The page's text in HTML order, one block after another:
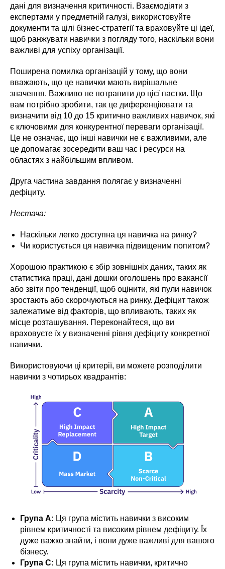
дані для визначення критичності. Взаємодіяти з
експертами у предметній галузі, використовуйте
документи та цілі бізнес-стратегії та враховуйте ці ідеї,
щоб ранжувати навички з погляду того, наскільки вони
важливі для успіху організації.
Поширена помилка організацій у тому, що вони
вважають, що це навички мають вирішальне
значення. Важливо не потрапити до цієї пастки. Що
вам потрібно зробити, так це диференціювати та
визначити від 10 до 15 критично важливих навичок, які
є ключовими для конкурентної переваги організації.
Це не означає, що інші навички не є важливими, але
це допомагає зосередити ваш час і ресурси на
областях з найбільшим впливом.
Друга частина завдання полягає у визначенні
дефіциту.
Нестача:
Наскільки легко доступна ця навичка на ринку?
Чи користується ця навичка підвищеним попитом?
Хорошою практикою є збір зовнішніх даних, таких як
статистика праці, дані дошки оголошень про вакансії
або звіти про тенденції, щоб оцінити, які пули навичок
зростають або скорочуються на ринку. Дефіцит також
залежатиме від факторів, що впливають, таких як
місце розташування. Переконайтеся, що ви
враховуєте їх у визначенні рівня дефіциту конкретної
навички.
Використовуючи ці критерії, ви можете розподілити
навички з чотирьох квадрантів:
Група A: Ця група містить навички з високим
рівнем критичності та високим рівнем дефіциту. Їх
дуже важко знайти, і вони дуже важливі для вашого
бізнесу.
Група C: Ця група містить навички, критично